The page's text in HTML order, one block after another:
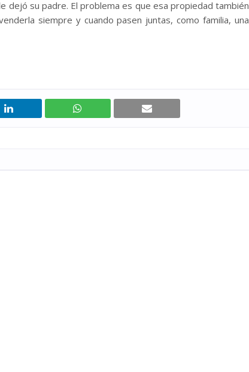
dejó su padre. El problema es que esa propiedad también
siempre y cuando pasen juntas, como familia, una